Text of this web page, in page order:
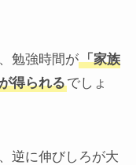
勉強時間が「家族
得られるでしょ
逆に伸びしろが大